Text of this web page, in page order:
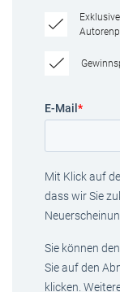
E-Mail *
Mit Klick auf
dass wir Sie
Sie können
Sie auf den
klicken.